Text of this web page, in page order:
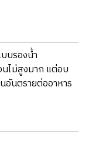
บรองน้ำ
ไม่สูงมาก แต่อบ
อันตรายต่ออาหาร